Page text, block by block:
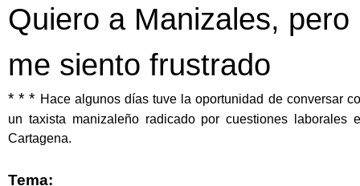
Quiero a Manizales, pero
me siento frustrado
* * * Hace algunos días tuve la oportunidad de conversar
un taxista manizaleño radicado por cuestiones laborales
Cartagena.
Tema: